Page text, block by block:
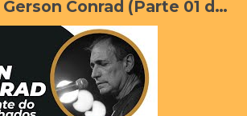
A Música de Gerson Conrad (Parte 01 de 05)